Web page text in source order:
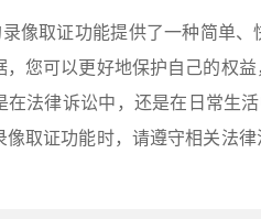
像取证功能提供了一种简单
，您可以更好地保护自己的权
在法律诉讼中，还是在日常生
像取证功能时，请遵守相关法